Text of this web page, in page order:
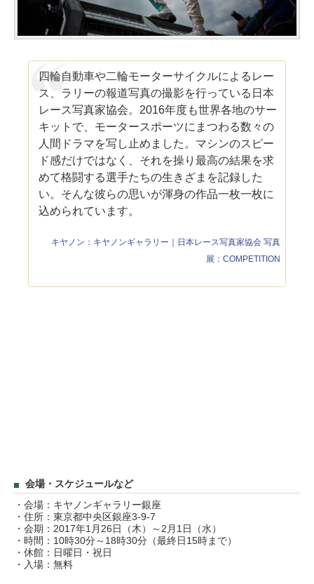
四輪自動車や二輪モーターサイクルによるレー
ス、ラリーの報道写真の撮影を行っている日本
レース写真家協会。2016年度も世界各地のサー
キットで、モータースポーツにまつわる数々の
人間ドラマを写し止めました。マシンのスピー
ド感だけではなく、それを操り最高の結果を求
めて格闘する選手たちの生きざまを記録した
い。そんな彼らの思いが渾身の作品一枚一枚に
込められています。
キヤノン：キヤノンギャラリー｜日本レース写真家協会 写真
展：COMPETITION
会場・スケジュールなど
・会場：キヤノンギャラリー銀座
・住所：東京都中央区銀座3-9-7
・会期：2017年1月26日（木）～2月1日（水）
・時間：10時30分～18時30分（最終日15時まで）
・休館：日曜日・祝日
・入場：無料